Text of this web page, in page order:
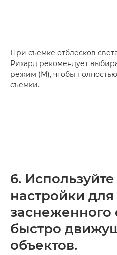
При съемке отблесков
Рихард рекомендует
режим (M), чтобы
съемки.
6.
настройки для
заснеженного
быстро
объектов.